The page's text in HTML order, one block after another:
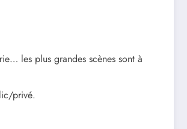
les plus grandes scènes sont à
privé.